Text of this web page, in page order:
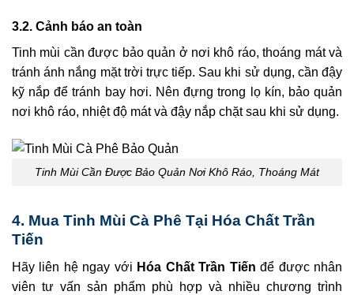
3.2. Cảnh báo an toàn
Tinh mùi cần được bảo quản ở nơi khô ráo, thoáng mát và
tránh ánh nắng mặt trời trực tiếp. Sau khi sử dụng, cần đậy
kỹ nắp để tránh bay hơi. Nên đựng trong lọ kín, bảo quản
nơi khô ráo, nhiệt độ mát và đậy nắp chặt sau khi sử dụng.
Tinh Mùi Cần Được Bảo Quản Nơi Khô Ráo, Thoáng Mát
4. Mua Tinh Mùi Cà Phê Tại Hóa Chất Trần
Tiến
Hãy liên hệ ngay với Hóa Chất Trần Tiến để được nhân
viên tư vấn sản phẩm phù hợp và nhiều chương trình